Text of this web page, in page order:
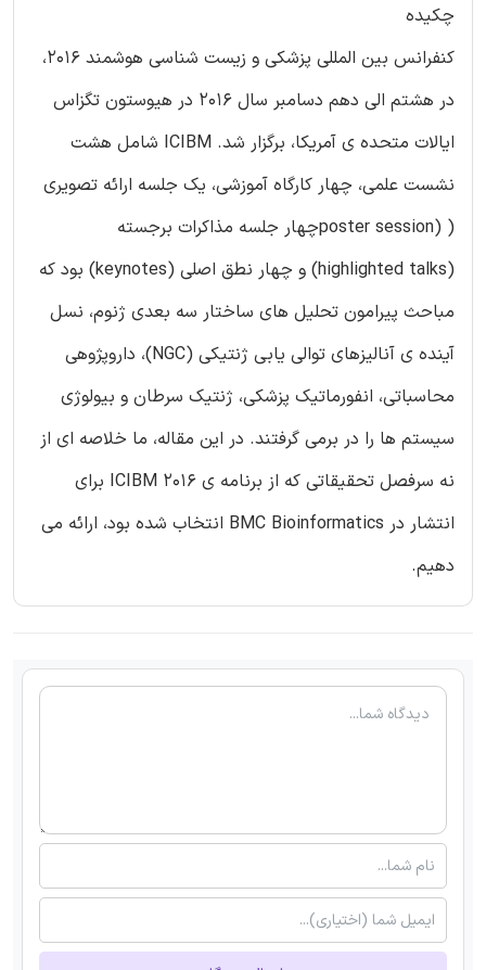
چکیده
کنفرانس بین المللی پزشکی و زیست شناسی هوشمند 2016،
در هشتم الی دهم دسامبر سال 2016 در هیوستون تگزاس
ایالات متحده ی آمریکا، برگزار شد. ICIBM شامل هشت
نشست علمی، چهار کارگاه آموزشی، یک جلسه ارائه تصویری
( (poster sessionچهار جلسه مذاکرات برجسته
(highlighted talks) و چهار نطق اصلی (keynotes) بود که
مباحث پیرامون تحلیل های ساختار سه بعدی ژنوم، نسل
آینده ی آنالیزهای توالی یابی ژنتیکی (NGC)، داروپژوهی
محاسباتی، انفورماتیک پزشکی، ژنتیک سرطان و بیولوژی
سیستم ها را در برمی گرفتند. در این مقاله، ما خلاصه ای از
نه سرفصل تحقیقاتی که از برنامه ی ICIBM 2016 برای
انتشار در BMC Bioinformatics انتخاب شده بود، ارائه می
دهیم.